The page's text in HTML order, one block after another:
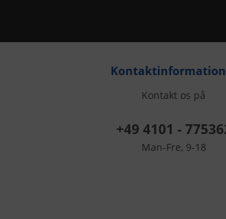
Kontakt os på
+49 4101 -
Man-Fre, 9-18